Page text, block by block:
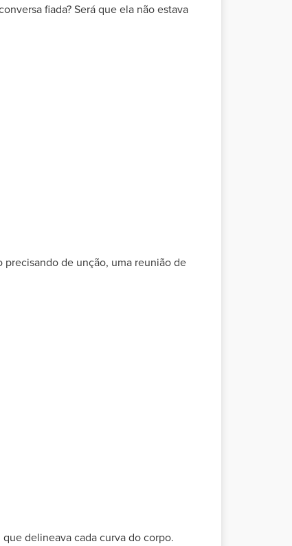
fiada? Será que ela não estava
de unção, uma reunião de
delineava cada curva do corpo.